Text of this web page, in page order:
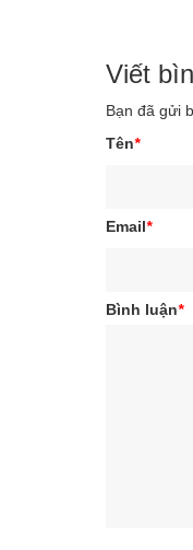
Viết
Bạn đã gửi
Tên*
Email*
Bình luận*